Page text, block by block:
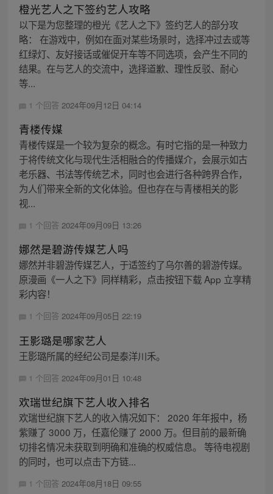
橙光艺人之下签约艺人攻略
以下是为您整理的橙光《艺人之下》签约艺人的部分攻
略： 在游戏中，例如在面对某些场景时，选择冲过去或等
红绿灯、友好接话或催促开车等不同选项，会产生不同的
结果。在与艺人的交流中，选择道歉、理性反驳、耐心
等...
1 个回答 2024年09月12日 04:14
青楼传媒
青楼传媒是一个较为复杂的概念。有时它指的是一种致力
于将传统文化与现代生活相融合的传播媒介，会展示如古
老乐器、书法等传统艺术，同时也会进行各种跨界合作，
为人们带来全新的文化体验。但也存在与青楼相关的影
视...
1 个回答 2024年09月09日 13:26
娜然是碧游传媒艺人吗
娜然并非碧游传媒艺人，于适签约了乌尔善的碧游传媒。
原漫画《一人之下》同样精彩，点击按钮下载 App 立享精
彩内容！
1 个回答 2024年09月05日 22:19
王影璐是哪家艺人
王影璐所属的经纪公司是泰洋川禾。
1 个回答 2024年09月01日 10:48
欢瑞世纪旗下艺人收入排名
欢瑞世纪旗下艺人的收入情况如下： 2020 年年报中，杨
紫赚了 3000 万，任嘉伦赚了 2000 万。但目前的最新确
切排名情况未获取到明确和准确的权威信息。 等待电视剧
的同时，也可以点击下方链...
1 个回答 2024年08月18日 09:55